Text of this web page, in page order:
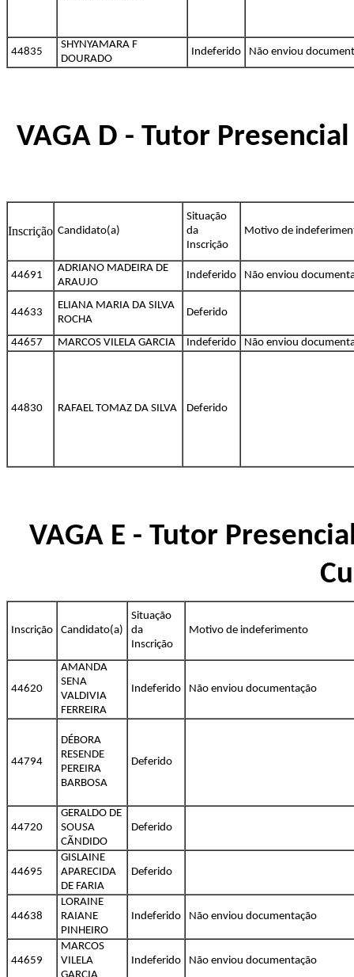
44835
SHYNYAMARA F
DOURADO
Indeferido Não enviou
VAGA D - Tutor
Inscrição Candidato(a)
Situação
da
Inscrição
Motivo de
44691
ADRIANO MADEIRA DE
ARAUJO
Indeferido Não enviou
44633
ELIANA MARIA DA SILVA
ROCHA
Deferido
44657 MARCOS VILELA GARCIA Indeferido Não enviou
44830 RAFAEL TOMAZ DA SILVA Deferido
VAGA E - Tutor
Inscrição Candidato(a)
Situação
da
Inscrição
Motivo de indeferimento
44620
AMANDA
SENA
VALDIVIA
FERREIRA
Indeferido Não enviou documentação
44794
DÉBORA
RESENDE
PEREIRA
BARBOSA
Deferido
44720
GERALDO DE
SOUSA
CÃNDIDO
Deferido
44695
GISLAINE
APARECIDA
DE FARIA
Deferido
44638
LORAINE
RAIANE
PINHEIRO
Indeferido Não enviou documentação
44659
MARCOS
VILELA
Indeferido Não enviou documentação